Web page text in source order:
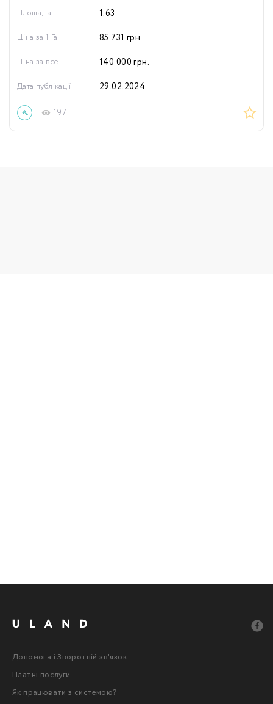
Площа, Га 1.63
Ціна за 1 Га 85 731 грн.
Ціна за все 140 000 грн.
197
Дата публікації 29.02.2024
Допомога і Зворотній зв'язок
Платні послуги
Як працювати з системою?